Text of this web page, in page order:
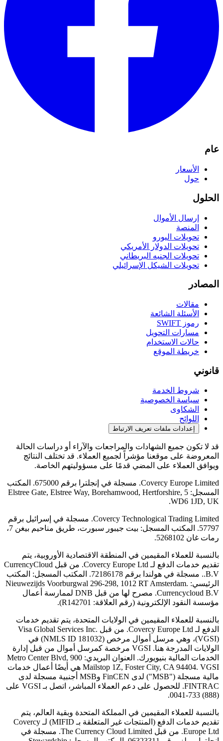
عام
الأسعار
حول
الحلول
إرسال الأموال
المنصة
تحويلات اليورو
تحويلات الدولار الأمريكي
تحويلات الجنيه البريطاني
تحويلات الشيكل الإسرائيلي
المصادر
مقالات
الأسئلة الشائعة
رموز SWIFT
مسارات التحويل
حالات الاستخدام
خريطة الموقع
قانوني
شروط الخدمة
سياسة الخصوصية
الشكاوى
اللوائح
إعدادات ملفات تعريف الارتباط
قد لا تكون جميع الشهادات والمراجعات والآراء أو دراسات الحالة
المعروضة على موقعنا مؤشراً لجميع العملاء. قد تختلف النتائج
ويوافق العملاء على المضي قدمًا على مسؤوليتهم الخاصة.
Covercy Europe Limited. مسجلة في إنجلترا برقم 675000. المكتب
المسجل: 5 Elstree Gate, Elstree Way, Borehamwood, Hertforshire,
WD6 1JD, UK.
Covercy Technological Trading Limited. مسجلة في إسرائيل برقم
57797. المكتب المسجل: بيت جيبور سبورت، طريق مناحيم بيغن 7،
رمات غان 5268102.
بالنسبة للعملاء المقيمين في المنطقة الاقتصادية الأوروبية، يتم
تقديم خدمات الدفع لـ Covercy Europe Ltd. من قبل CurrencyCloud
B.V.. مسجلة في هولندا برقم 72186178. المكتب المسجل: المكتب
الرئيسي: Nieuwezijds Voorburgwal 296-298, 1012 RT Amsterdam.
Currencycloud B.V. مصرح لها من قبل DNB لممارسة أعمال
مؤسسة النقود الإلكترونية (رقم العلاقة: R142701).
بالنسبة للعملاء المقيمين في الولايات المتحدة، يتم تقديم خدمات
الدفع لـ Covercy Europe Ltd. من قبل Visa Global Services Inc.
(VGSI)، وهي مرسل أموال مرخص (NMLS ID 181032) في
الولايات المدرجة هنا. VGSI مرخصة كمرسل أموال من قبل إدارة
الخدمات المالية بنيويورك. العنوان البريدي: 900 Metro Center Blvd,
Mailstop 1Z, Foster City, CA 94404. VGSI هي أيضًا أعمال خدمات
مالية مسجلة ("MSB") لدى FinCEN وMSB أجنبية مسجلة لدى
FINTRAC. للحصول على دعم العملاء المباشر، اتصل بـ VGSI على
(888) 733-0041.
بالنسبة للعملاء المقيمين في المملكة المتحدة وبقية العالم، يتم
تقديم خدمات الدفع (المنتجات غير المتعلقة بـ MIFID) لـ Covercy
Europe Ltd. من قبل The Currency Cloud Limited. مسجلة في